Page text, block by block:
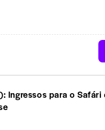
Ingressos para o